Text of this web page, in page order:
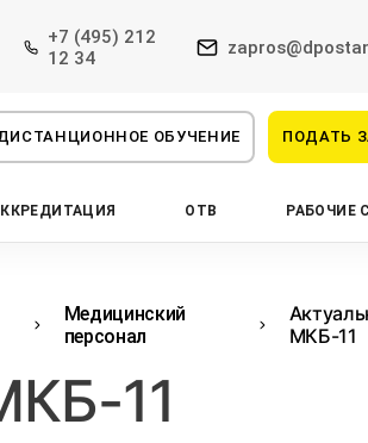
+7 (495) 212
12 34
ОБУЧЕНИЕ ПОДАТЬ
ОТВ РАБОЧИЕ
Медицинский
персонал
МКБ-11
11